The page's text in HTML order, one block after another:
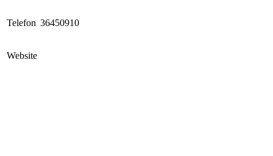
Telefon 36450910
Website